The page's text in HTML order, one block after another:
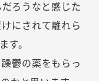
ろうなと感じた
にされて離れら
す。
鬱の薬をもらっ